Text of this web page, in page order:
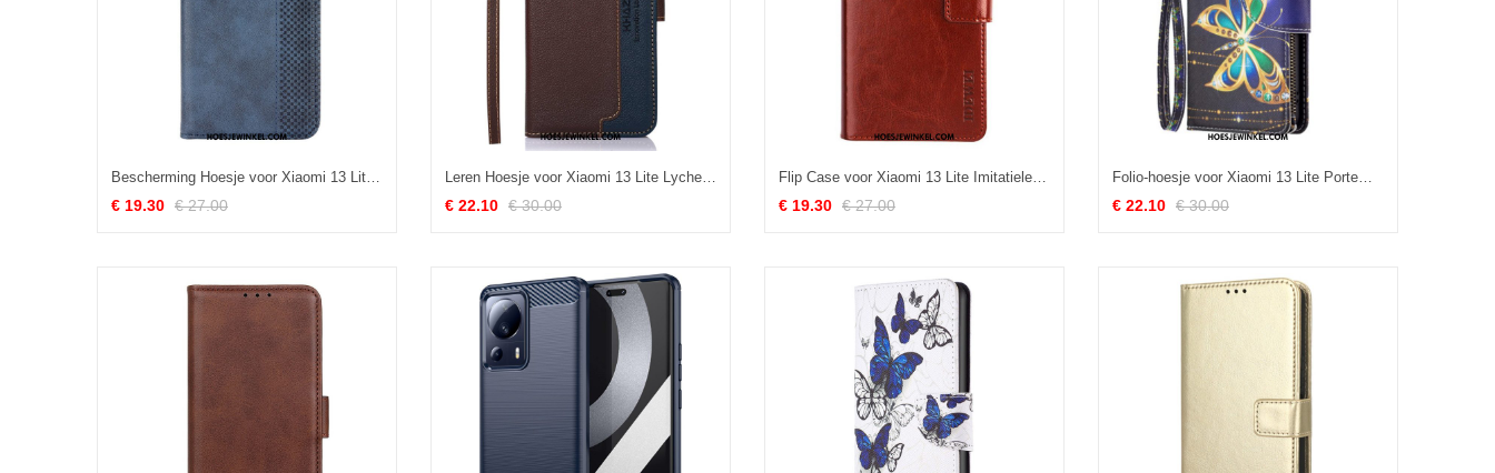
Bescherming Hoesje voor Xiaomi 13 Lite Folio-hoesje Vintage Lederen Stijl
€ 19.30 € 27.00
Leren Hoesje voor Xiaomi 13 Lite Lychee-stijl Rfid Khazneh
€ 22.10 € 30.00
Flip Case voor Xiaomi 13 Lite Imitatieleer Idewei
€ 19.30 € 27.00
Folio-hoesje voor Xiaomi 13 Lite Portemonnee Leren Portemonnee Met Gouden Vlinders
€ 22.10 € 30.00